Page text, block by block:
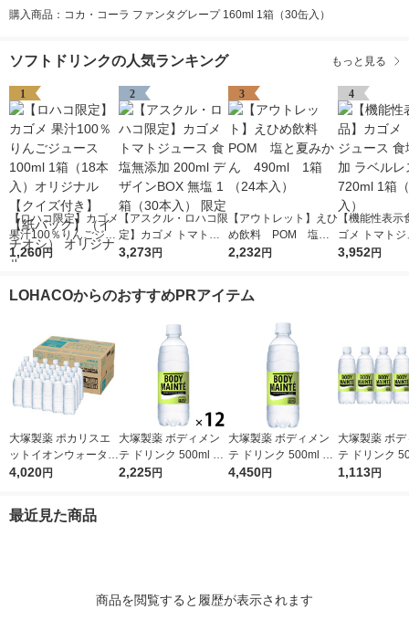
購入商品：コカ・コーラ ファンタグレープ 160ml 1箱（30缶入）
ソフトドリンクの人気ランキング もっと見る
1
【ロハコ限定】カゴメ
果汁100％りんごジュ
ース100ml 1箱（18本
（イチオシ） オリジ
1,260円
2
【アスクル・ロハコ限
定】カゴメ トマトジ
ュース 食塩無添加 20
定
3,273円
3
【アウトレット】えひ
め飲料 POM 塩と
夏みかん 490ml 1
2,232円
4
【機能性表示
ゴメ トマト
食塩無添加 ラ
3,952円
LOHACOからのおすすめPRアイテム
大塚製薬 ポカリスエ
ットイオンウォーター
ラベルレスボトル 500
4,020円
大塚製薬 ボディメン
テ ドリンク 500ml 1
セット（12本）
2,225円
大塚製薬 ボディメン
テ ドリンク 500ml 1
箱（24本入）
4,450円
大塚製薬 ボ
テ ドリンク
セット（6本）
1,113円
最近見た商品
商品を閲覧すると履歴が表示されます